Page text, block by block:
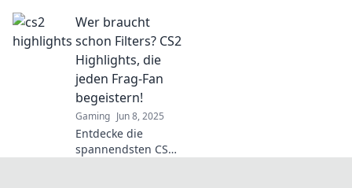
challenge your
skills and leave you
questioning your
gameplay—dare to
check them out?
Wer braucht
schon Filters? CS2
Highlights, die
jeden Frag-Fan
begeistern!
Gaming Jun 8, 2025
Entdecke die
spannendsten CS2-